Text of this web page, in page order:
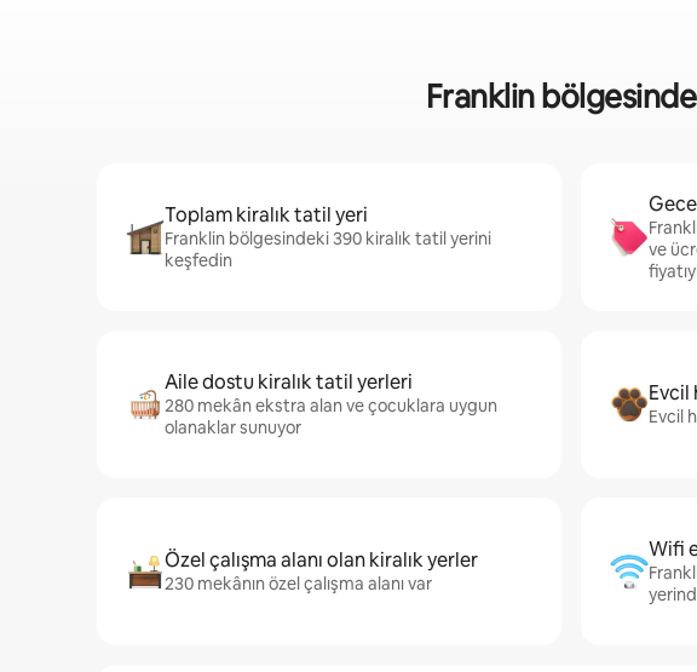
Franklin
Toplam kiralık tatil yeri
Franklin bölgesindeki 390 kiralık tatil yerini
keşfedin
ve
Aile dostu kiralık tatil yerleri
280 mekân ekstra alan ve çocuklara uygun
olanaklar sunuyor
Evcil
Evcil
Özel çalışma alanı olan kiralık yerler
230 mekânın özel çalışma alanı var
Wifi